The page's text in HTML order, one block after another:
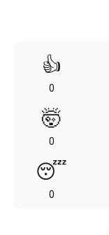
👍
0
🤯
0
😴
0